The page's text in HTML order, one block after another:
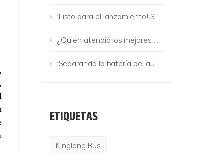
¡Listo para el lanzamiento! Se lanza la matriz de camiones eléctricos Golden Dragon
¿Quién atendió los mejores eventos y entró en la marca premium?
¡Separando la batería del autobús! El vehículo Golden Dragon Change-battery viene con Mighty
ETIQUETAS
Kinglong Bus